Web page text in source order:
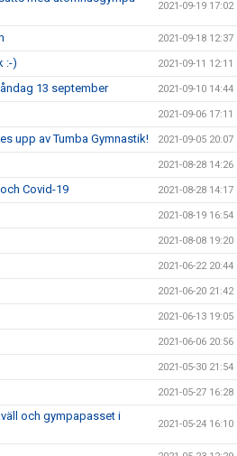
2021-09-19 17:02
2021-09-18 12:37
:-) 2021-09-11 12:11
13 september 2021-09-10 14:44
2021-09-06 17:11
upp av Tumba Gymnastik! 2021-09-05 20:07
2021-08-28 14:26
Covid-19 2021-08-28 14:17
2021-08-19 16:54
2021-08-08 19:20
2021-06-22 20:44
2021-06-20 21:42
2021-06-13 19:05
2021-06-06 20:56
2021-05-30 21:54
2021-05-27 16:28
och gympapasset i
2021-05-24 16:10